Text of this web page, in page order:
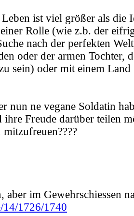
ist viel größer als die
Rolle (wie z.b. der
nach der perfekten
oder der armen Tochter,
sein) oder mit einem
nun ne vegane Soldatin
ihre Freude darüber teilen
im Gewehrschiessen
14/1726/1740